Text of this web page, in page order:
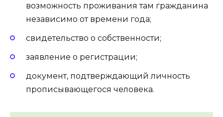
возможность проживания там гражданина
независимо от времени года;
свидетельство о собственности;
заявление о регистрации;
документ, подтверждающий личность
прописывающегося человека.